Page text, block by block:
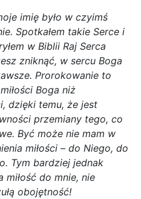
imię było w czyimś
Spotkałem takie Serce i
w Biblii Raj Serca
zniknąć, w sercu Boga
Prorokowanie to
Boga niż
dzięki temu, że jest
przemiany tego, co
Być może nie mam w
miłości – do Niego, do
Tym bardziej jednak
miłość do mnie, nie
obojętność!